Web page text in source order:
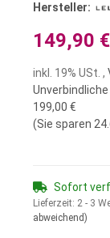
Hersteller:
149,90 €
inkl. 19% USt. ,
199,00 €
(Sie sparen
Sofort
Lieferzeit: 2 - 3
abweichend)